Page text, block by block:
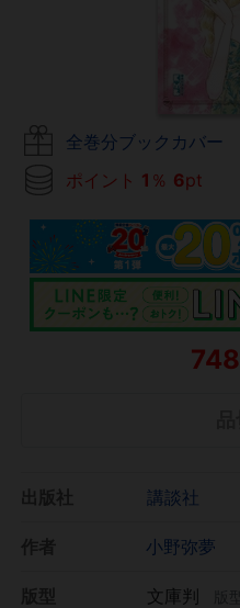
全巻分ブックカバー
ポイント 1 ％ 6pt
748
講談社
小野弥夢
文庫判